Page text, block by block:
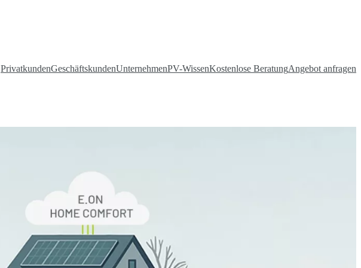
PrivatkundenGeschäftskundenUnternehmenPV-WissenKostenlose BeratungAngebot anfragen